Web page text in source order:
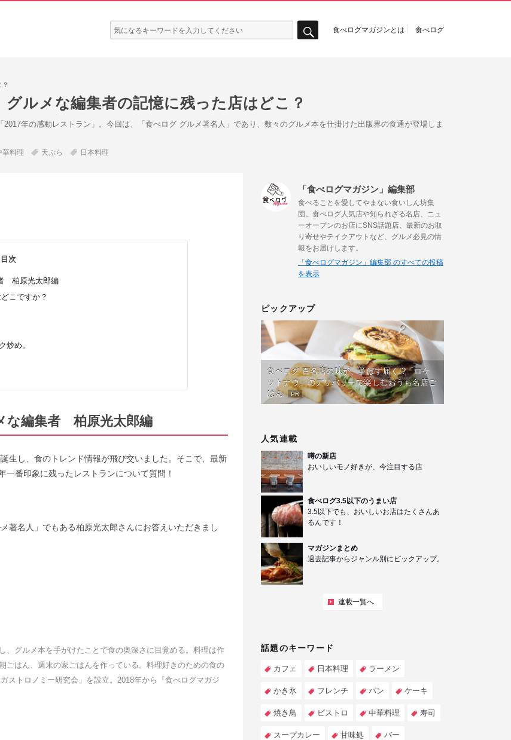
検
索:
食べログマガジンとは 食べログ
？
ルメな編集者の記憶に残った店はどこ？
年の感動レストラン」。今回は、「食べログ グルメ著名人」であり、数々のグルメ本を仕掛けた出版界の食通が登場しま
華料理 天ぷら 日本料理
目次
柏原光太郎編
こですか？
炒め。
な編集者 柏原光太郎編
生し、食のトレンド情報が飛び交いました。そこで、最新
番印象に残ったレストランについて質問！
著名人」でもある柏原光太郎さんにお答えいただきまし
、グルメ本を手がけたことで食の奥深さに目覚める。料理は作
ごはん、週末の家ごはんを作っている。料理好きのための食の
ストロノミー研究会」を設立。2018年から『食べログマガジ
「食べログマガジン」編集部
食べることを愛してやまない食いしん坊集
団。食べログ人気店や知られざる名店、ニュ
ーオープンのお店にSNS話題店、最新のお取
り寄せやテイクアウトなど、グルメ必見の情
報をお届けします。
「食べログマガジン」編集部 のすべての投稿
を表示
ピックアップ
食べログ 百名店の味が、並ばず届く!?「ロケ
ットナウ」のデリバリーで楽しむおうち名店ご
はん
PR
人気連載
噂の新店
おいしいモノ好きが、今注目する店
食べログ3.5以下のうまい店
3.5以下でも、おいしいお店はたくさんあ
るんです！
マガジンまとめ
過去記事からジャンル別にピックアップ。
連載一覧へ
話題のキーワード
カフェ 日本料理 ラーメン
かき氷 フレンチ パン ケーキ
焼き鳥 ビストロ 中華料理 寿司
スープカレー 甘味処 バー